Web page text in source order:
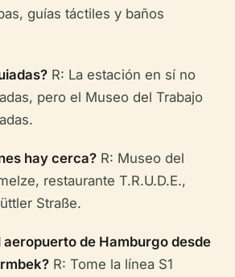
guías táctiles y baños
R: La estación en sí no
pero el Museo del Trabajo
hay cerca? R: Museo del
restaurante T.R.U.D.E.,
Straße.
aeropuerto de Hamburgo desde
R: Tome la línea S1